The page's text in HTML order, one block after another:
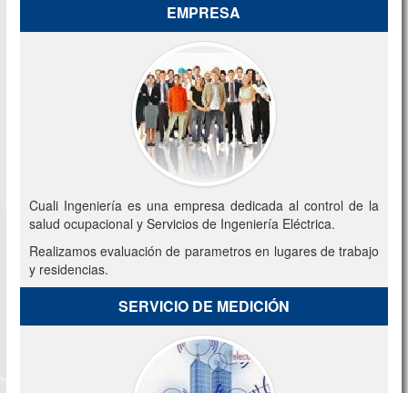
EMPRESA
Cuali Ingeniería es una empresa dedicada al control de la
salud ocupacional y Servicios de Ingeniería Eléctrica.
Realizamos evaluación de parametros en lugares de trabajo
y residencias.
SERVICIO DE MEDICIÓN